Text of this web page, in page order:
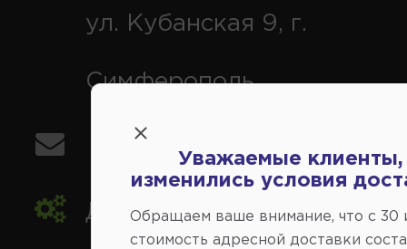
ул. Кубанская 9, г.
Симферополь
info@avtovse.com.ru
Доставка автозапчастей ,
Уважаемые клиенты,
изменились условия
Обращаем ваше внимание, что c 30
стоимость адресной доставки